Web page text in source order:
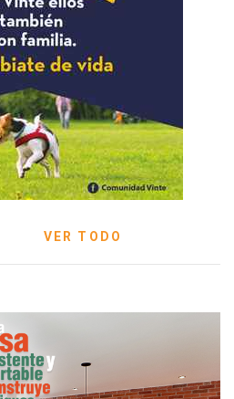
VER TODO